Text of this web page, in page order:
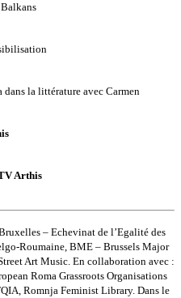
la littérature avec Carmen
Arthis
– Echevinat de l’Egalité des
Roumaine, BME – Brussels Major
Art Music. En collaboration avec :
Roma Grassroots Organisations
Romnja Feminist Library. Dans le